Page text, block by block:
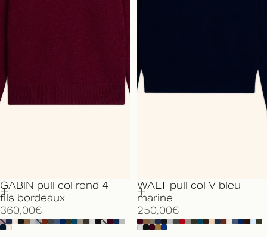
GABIN pull col rond 4
fils bordeaux
360,00€
WALT pull col V bleu
marine
250,00€